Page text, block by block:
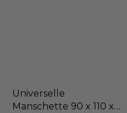
Universelle
Manschette 90 x 110 x